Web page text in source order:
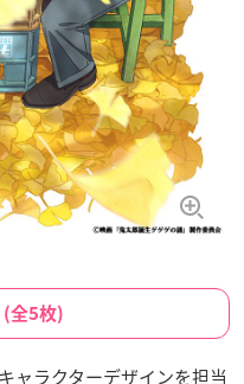
(全5枚)
ャラクターデザインを担当